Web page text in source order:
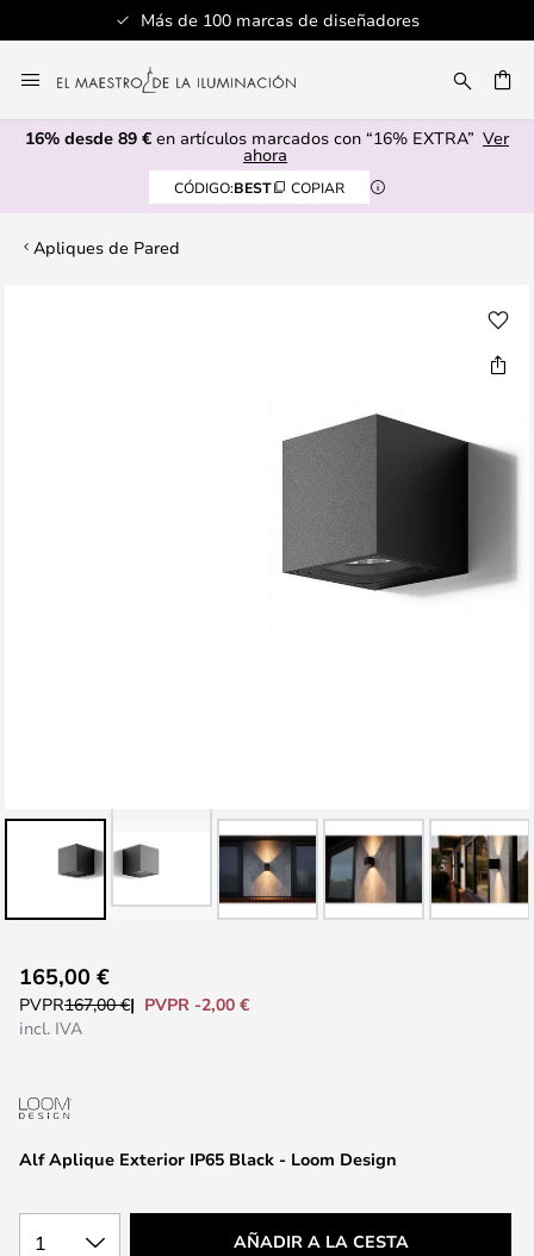
Más de 100 marcas de diseñadores
al
contenido
16% desde 89 € en artículos marcados con “16% EXTRA” Ver
ahora
CÓDIGO:BEST COPIAR
Apliques de Pared
comienzo
galería
imágenes
Alf Aplique Exterior IP65 Black - Loom Design
165,00 €
PVPR167,00 €
PVPR -2,00 €
incl. IVA
1 AÑADIR A LA CESTA